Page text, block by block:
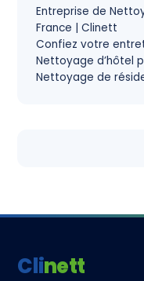
Entreprise de
France | Clinett
Confiez votre
Nettoyage d’hôtel
Nettoyage de
Clinett